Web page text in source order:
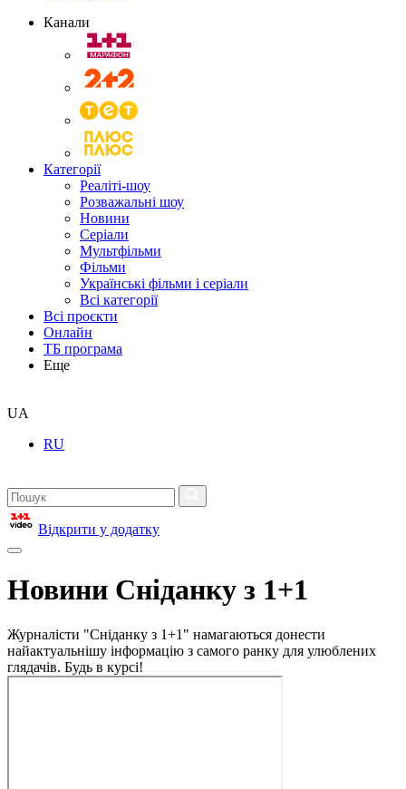
Канали
Категорії
Реаліті-шоу
Розважальні шоу
Новини
Серіали
Мультфільми
Фільми
Українські фільми і серіали
Всі категорії
Всі проєкти
Онлайн
ТБ програма
Еще
UA
RU
Відкрити у додатку
Новини Сніданку з 1+1
Журналісти "Сніданку з 1+1" намагаються донести
найактуальнішу інформацію з самого ранку для улюблених
глядачів. Будь в курсі!